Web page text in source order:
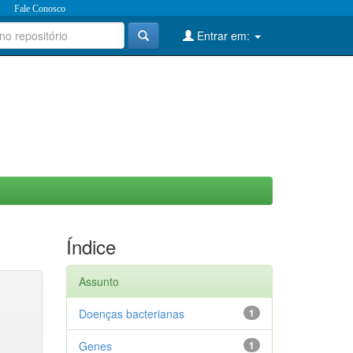
Fale Conosco
Entrar em:
Índice
Assunto
1
Doenças bacterianas
1
Genes